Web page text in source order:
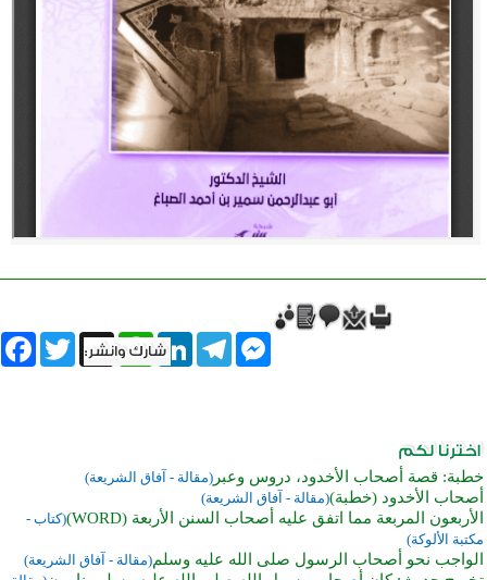
Twitter X
WhatsAppLinkedInTelegram
Messenger
خطبة: قصة أصحاب الأخدود، دروس وعبر (مقالة - آفاق الشريعة)
أصحاب الأخدود (خطبة)(مقالة - آفاق الشريعة)
الأربعون المربعة مما اتفق عليه أصحاب السنن الأربعة (WORD)
(كتاب -
مكتبة الألوكة)
الواجب نحو أصحاب الرسول صلى الله عليه وسلم(مقالة - آفاق الشريعة)